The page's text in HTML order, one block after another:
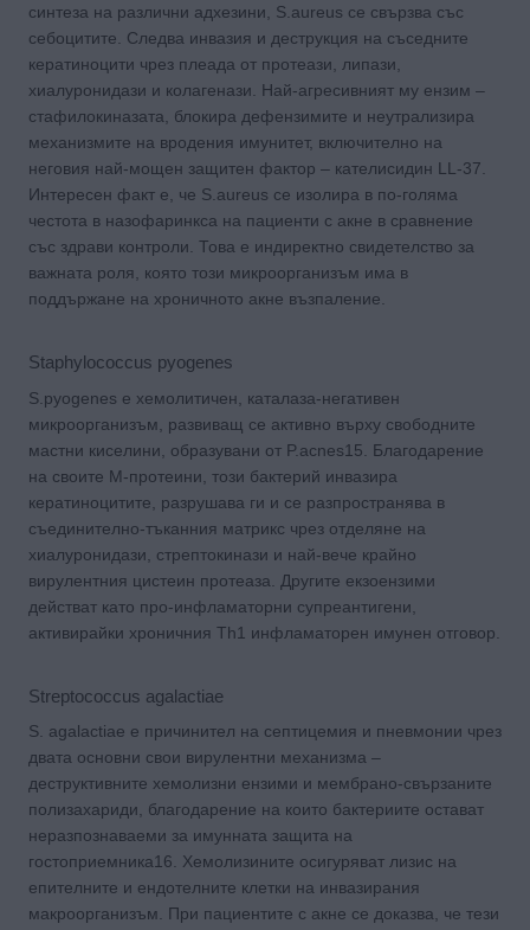
синтеза на различни адхезини, S.aureus се свързва със
себоцитите. Следва инвазия и деструкция на съседните
кератиноцити чрез плеада от протеази, липази,
хиалуронидази и колагенази. Най-агресивният му ензим –
стафилокиназата, блокира дефензимите и неутрализира
механизмите на вродения имунитет, включително на
неговия най-мощен защитен фактор – кателисидин LL-37.
Интересен факт е, че S.aureus се изолира в по-голяма
честота в назофаринкса на пациенти с акне в сравнение
със здрави контроли. Това е индиректно свидетелство за
важната роля, която този микроорганизъм има в
поддържане на хроничното акне възпаление.
Staphylococcus pyogenes
S.pyogenes е хемолитичен, каталаза-негативен
микроорганизъм, развиващ се активно върху свободните
мастни киселини, образувани от P.acnes15. Благодарение
на своите М-протеини, този бактерий инвазира
кератиноцитите, разрушава ги и се разпространява в
съединително-тъканния матрикс чрез отделяне на
хиалуронидази, стрептокинази и най-вече крайно
вирулентния цистеин протеаза. Другите екзоензими
действат като про-инфламаторни супреантигени,
активирайки хроничния Тh1 инфламаторен имунен отговор.
Streptococcus agalactiae
S. agalactiae е причинител на септицемия и пневмонии чрез
двата основни свои вирулентни механизма –
деструктивните хемолизни ензими и мембрано-свързаните
полизахариди, благодарение на които бактериите остават
неразпознаваеми за имунната защита на
гостоприемника16. Хемолизините осигуряват лизис на
епителните и ендотелните клетки на инвазирания
макроорганизъм. При пациентите с акне се доказва, че тези